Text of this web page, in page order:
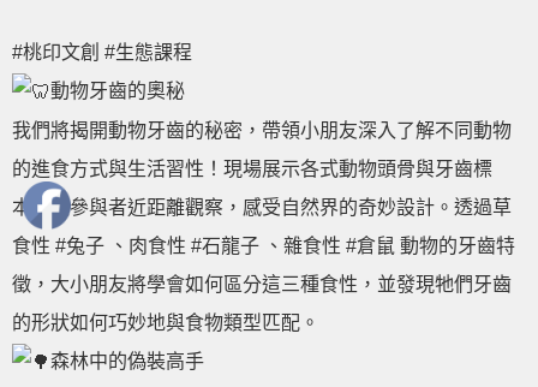
#桃印文創 #生態課程
動物牙齒的奧秘
我們將揭開動物牙齒的秘密，帶領小朋友深入了解不同動物
的進食方式與生活習性！現場展示各式動物頭骨與牙齒標
本，讓參與者近距離觀察，感受自然界的奇妙設計。透過草
食性 #兔子 、肉食性 #石龍子 、雜食性 #倉鼠 動物的牙齒特
徵，大小朋友將學會如何區分這三種食性，並發現牠們牙齒
的形狀如何巧妙地與食物類型匹配。
森林中的偽裝高手